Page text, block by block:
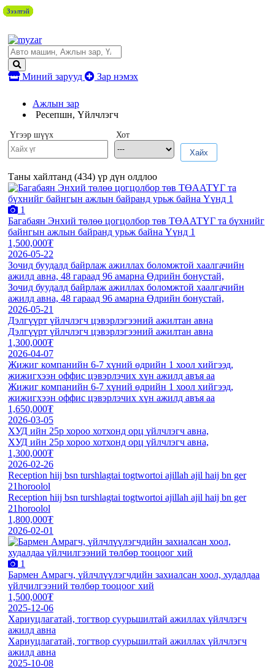
Миний зарууд Зар нэмэх
Ажлын зар
Ресепшн, Үйлчлэгч
Үгээр шүүх
Хот
Хайх
Таны хайлтанд (434) үр дүн олдлоо
Зээлтэй
1
Багабаян Энхий төлөө цогцолбор төв ТӨААТҮГ та бүхнийг
байнгын ажлын байранд урьж байна Үүнд 1
1,500,000₮
2026-05-22
Зочид буудалд байрлаж ажиллах боломжтой хаалгачийн
ажилд авна, 48 гараад 96 амарна Өдрийн бонустай,
Зочид буудалд байрлаж ажиллах боломжтой хаалгачийн
ажилд авна, 48 гараад 96 амарна Өдрийн бонустай,
2026-05-21
Дэлгүүрт үйлчлэгч цэвэрлэгээний ажилтан авна
Зээлтэй
Дэлгүүрт үйлчлэгч цэвэрлэгээний ажилтан авна
1,300,000₮
2026-04-07
Жижиг компанийн 6-7 хүний өдрийн 1 хоол хийгээд,
жижигхээн оффис цэвэрлэчих хүн ажилд авъя аа
Зээлтэй
Жижиг компанийн 6-7 хүний өдрийн 1 хоол хийгээд,
жижигхээн оффис цэвэрлэчих хүн ажилд авъя аа
1,650,000₮
2026-03-05
ХУД ийн 25р хороо хотхонд орц үйлчлэгч авна,
Зээлтэй
ХУД ийн 25р хороо хотхонд орц үйлчлэгч авна,
1,300,000₮
2026-02-26
Reception hiij bsn turshlagtai togtwortoi ajillah ajil haij bn ger
21horoolol
Зээлтэй
Reception hiij bsn turshlagtai togtwortoi ajillah ajil haij bn ger
21horoolol
1,800,000₮
2026-02-01
Зээлтэй
1
Бармен Амрагч, үйлчлүүлэгчдийн захиалсан хоол, худалдаа
үйлчилгээний төлбөр тооцоог хий
1,500,000₮
2025-12-06
Хариуцлагатай, тогтвор суурьшилтай ажиллах үйлчлэгч
ажилд авна
Хариуцлагатай, тогтвор суурьшилтай ажиллах үйлчлэгч
ажилд авна
2025-10-08
Зээлтэй
Зээлтэй
Зээлтэй
Зээлтэй
Зээлтэй
Зээлтэй
Зээлтэй
Зээлтэй
Зээлтэй
Зээлтэй
Зээлтэй
Зээлтэй
Зээлтэй
Зээлтэй
Зээлтэй
Зээлтэй
Зээлтэй
Зээлтэй
Зээлтэй
Зээлтэй
Зээлтэй
Зээлтэй
Зээлтэй